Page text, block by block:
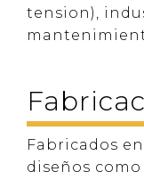
tension),
Fabricados
diseños